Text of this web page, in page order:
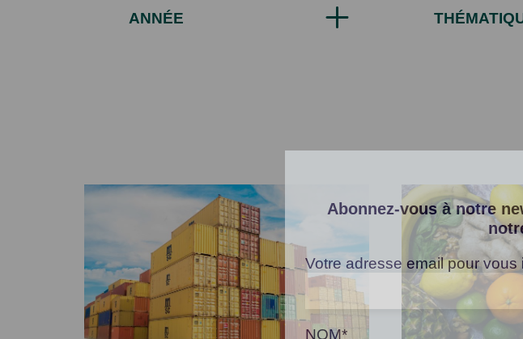
ANNÉE
Abonnez-vous à notre
Votre adresse email pour vous
NOM*